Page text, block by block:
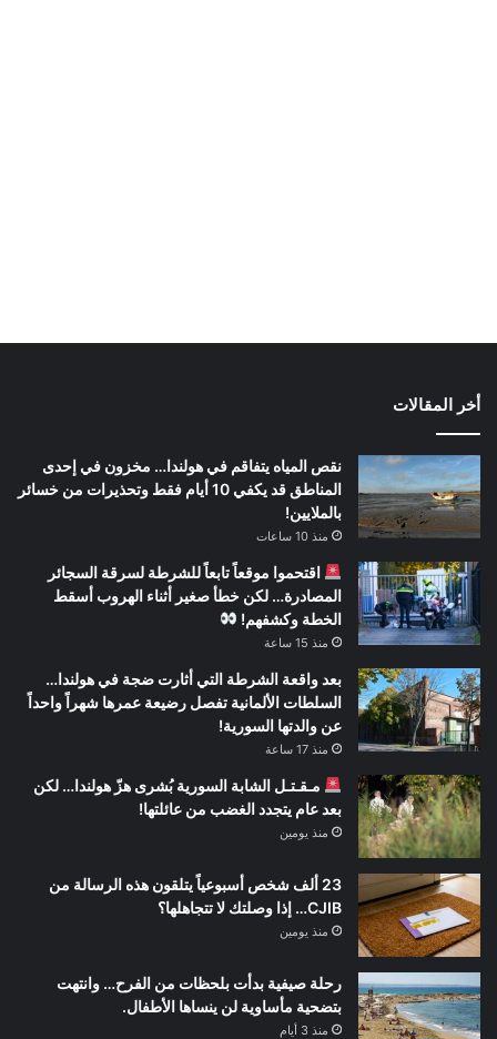
أخر المقالات
نقص المياه يتفاقم في هولندا… مخزون في إحدى
المناطق قد يكفي 10 أيام فقط وتحذيرات من خسائر
بالملايين!
منذ 10 ساعات
اقتحموا موقعاً تابعاً للشرطة لسرقة السجائر
المصادرة… لكن خطأ صغير أثناء الهروب أسقط
الخطة وكشفهم!
منذ 15 ساعة
بعد واقعة الشرطة التي أثارت ضجة في هولندا…
السلطات الألمانية تفصل رضيعة عمرها شهراً واحداً
عن والدتها السورية!
منذ 17 ساعة
مـقـتـل الشابة السورية بُشرى هزّ هولندا… لكن
بعد عام يتجدد الغضب من عائلتها!
منذ يومين
23 ألف شخص أسبوعياً يتلقون هذه الرسالة من
CJIB… إذا وصلتك لا تتجاهلها؟
منذ يومين
رحلة صيفية بدأت بلحظات من الفرح… وانتهت
بتضحية مأساوية لن ينساها الأطفال.
منذ 3 أيام